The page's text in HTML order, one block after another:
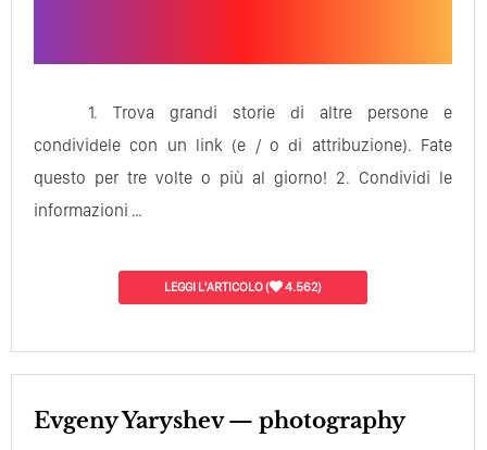
1. Trova grandi storie di altre persone e
condividele con un link (e / o di attribuzione). Fate
questo per tre volte o più al giorno! 2. Condividi le
informazioni …
LEGGI L'ARTICOLO( 4.562)
Evgeny Yaryshev — photography